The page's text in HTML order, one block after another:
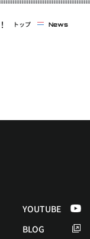
BLOG
トップ News
YOUTUBE
BLOG